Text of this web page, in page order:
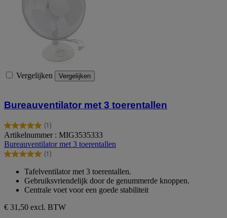
Vergelijken Vergelijken
Bureauventilator met 3 toerentallen
(1)
5.0
van
de
5
beoordeling
Artikelnummer : MIG3535333
Bureauventilator met 3 toerentallen
(1)
5.0
sterren.
1
beoordeling
Tafelventilator met 3 toerentallen.
Gebruiksvriendelijk door de genummerde knoppen.
Centrale voet voor een goede stabiliteit
€ 31,50 excl. BTW